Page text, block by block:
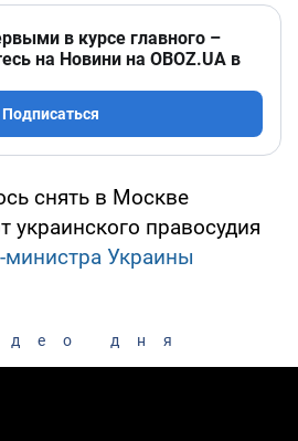
в курсе главного –
на Новини на OBOZ.UA в
Подписаться
снять в Москве
правосудия
Украины
дня